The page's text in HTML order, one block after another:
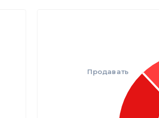
Продавать